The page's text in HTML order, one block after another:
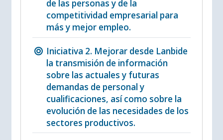
de las personas y de la
competitividad empresarial para
más y mejor empleo.
Iniciativa 2. Mejorar desde Lanbide
la transmisión de información
sobre las actuales y futuras
demandas de personal y
cualificaciones, así como sobre la
evolución de las necesidades de los
sectores productivos.